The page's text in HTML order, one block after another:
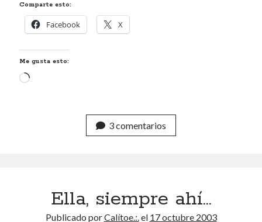
Comparte esto:
Facebook X
Me gusta esto:
Cargando...
3 comentarios
Ella, siempre ahí…
Publicado porCalítoe.:.el 17 octubre 2003